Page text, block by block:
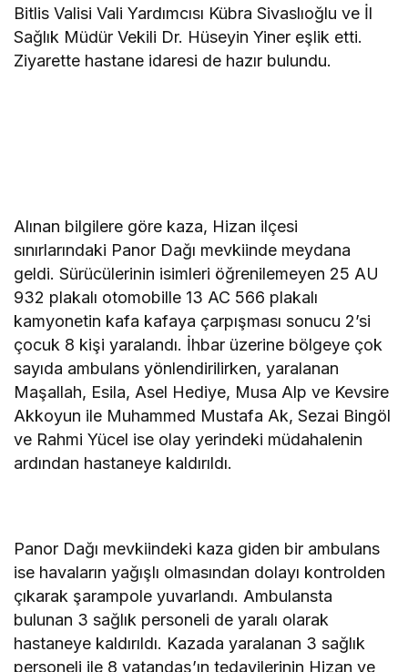
Bitlis Valisi Vali Yardımcısı Kübra Sivaslıoğlu ve İl
Sağlık Müdür Vekili Dr. Hüseyin Yiner eşlik etti.
Ziyarette hastane idaresi de hazır bulundu.
Alınan bilgilere göre kaza, Hizan ilçesi
sınırlarındaki Panor Dağı mevkiinde meydana
geldi. Sürücülerinin isimleri öğrenilemeyen 25 AU
932 plakalı otomobille 13 AC 566 plakalı
kamyonetin kafa kafaya çarpışması sonucu 2’si
çocuk 8 kişi yaralandı. İhbar üzerine bölgeye çok
sayıda ambulans yönlendirilirken, yaralanan
Maşallah, Esila, Asel Hediye, Musa Alp ve Kevsire
Akkoyun ile Muhammed Mustafa Ak, Sezai Bingöl
ve Rahmi Yücel ise olay yerindeki müdahalenin
ardından hastaneye kaldırıldı.
Panor Dağı mevkiindeki kaza giden bir ambulans
ise havaların yağışlı olmasından dolayı kontrolden
çıkarak şarampole yuvarlandı. Ambulansta
bulunan 3 sağlık personeli de yaralı olarak
hastaneye kaldırıldı. Kazada yaralanan 3 sağlık
personeli ile 8 vatandaş’ın tedavilerinin Hizan ve